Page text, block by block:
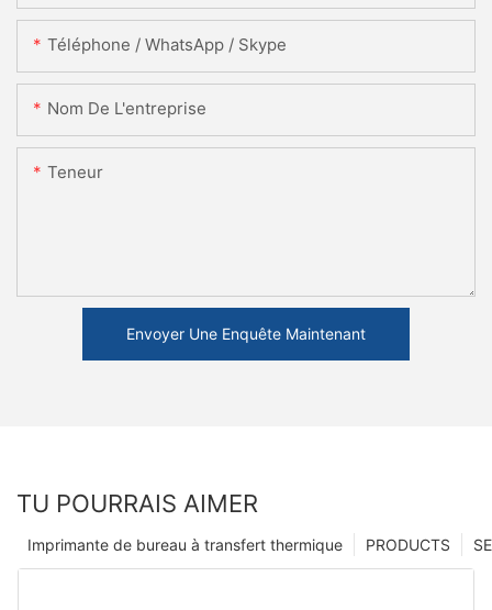
Téléphone / WhatsApp / Skype
Nom De L'entreprise
Teneur
Envoyer Une Enquête Maintenant
TU POURRAIS AIMER
PRODUCTS
Imprimante de bureau à transfert thermique